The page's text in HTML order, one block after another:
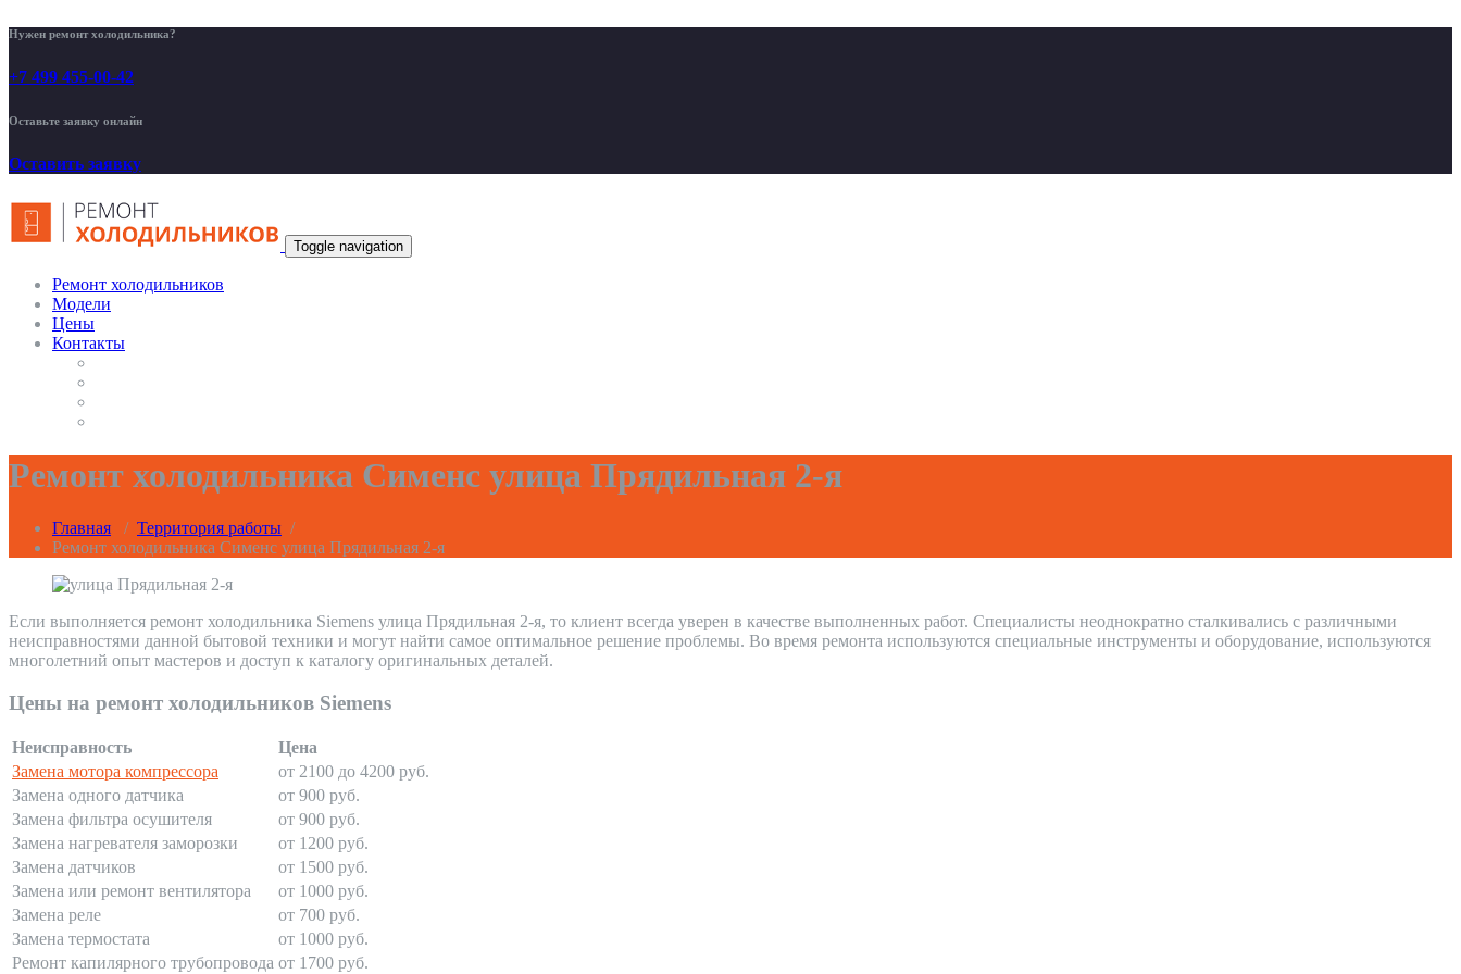
Нужен ремонт холодильника?
+7 499 455-00-42
Оставьте заявку онлайн
Оставить заявку
Toggle navigation
Ремонт холодильников
Модели
Цены
Контакты
Ремонт холодильника Сименс улица Прядильная 2-я
Главная / Территория работы /
Ремонт холодильника Сименс улица Прядильная 2-я
Если выполняется ремонт холодильника Siemens улица Прядильная 2-я, то клиент всегда уверен в качестве выполненных работ. Специалисты неоднократно сталкивались с различными
неисправностями данной бытовой техники и могут найти самое оптимальное решение проблемы. Во время ремонта используются специальные инструменты и оборудование, используются
многолетний опыт мастеров и доступ к каталогу оригинальных деталей.
Цены на ремонт холодильников Siemens
Неисправность
Цена
Замена мотора компрессора
от 2100 до 4200 руб.
Замена одного датчика
от 900 руб.
Замена фильтра осушителя
от 900 руб.
Замена нагревателя заморозки
от 1200 руб.
Замена датчиков
от 1500 руб.
Замена или ремонт вентилятора
от 1000 руб.
Замена реле
от 700 руб.
Замена термостата
от 1000 руб.
Ремонт капилярного трубопровода от 1700 руб.